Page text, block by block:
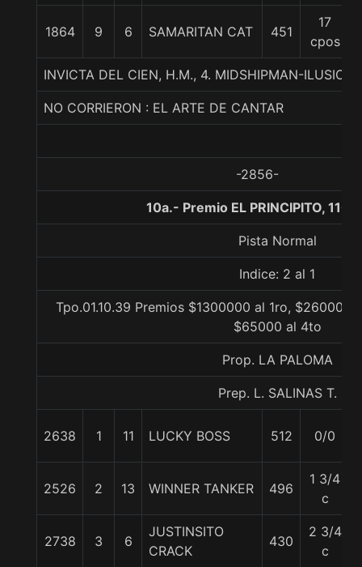
1864 9 6 SAMARITAN CAT 451
17
cpos
INVICTA DEL CIEN, H.M., 4. MIDSHIPMAN-
NO CORRIERON : EL ARTE DE CANTAR
-2856-
10a.- Premio EL PRINCIPITO,
Pista Normal
Indice: 2 al 1
Tpo.01.10.39 Premios $1300000 al 1ro, $260000
$65000 al 4to
Prop. LA PALOMA
Prep. L. SALINAS T.
2638 1 11 LUCKY BOSS 512 0/0
2526 2 13 WINNER TANKER 496
1 3/4
c
2738 3 6
JUSTINSITO
CRACK
430
2 3/4
c